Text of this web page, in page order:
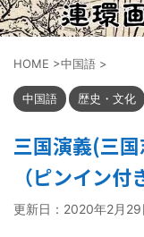
HOME >中国語 >
中国語 歴史・文化
三国演義(三
（ピンイン付
更新日： 2020年2月29